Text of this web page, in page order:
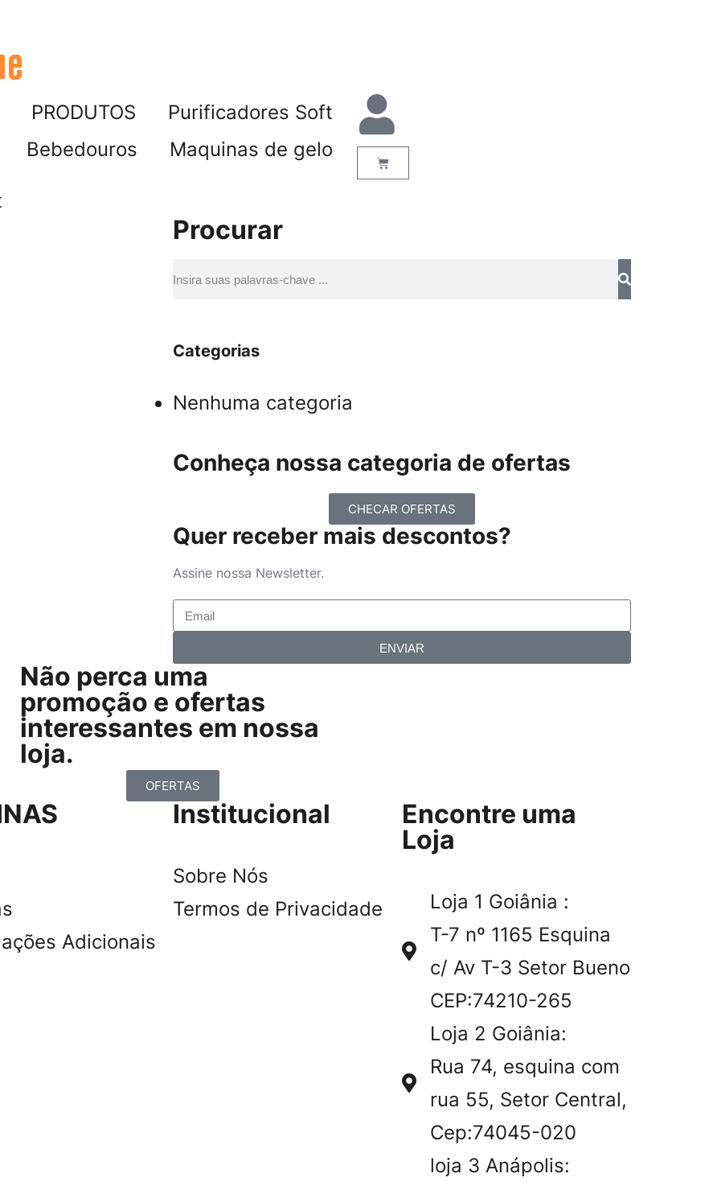
PRODUTOS
Purificadores Soft
Bebedouros
Maquinas de gelo
Procurar
Categorias
Nenhuma categoria
Conheça nossa categoria de ofertas
CHECAR OFERTAS
Quer receber mais descontos?
Assine nossa Newsletter.
ENVIAR
Não perca uma
promoção e ofertas
interessantes em nossa
loja.
OFERTAS
Adicionais
Institucional
Sobre Nós
Termos de Privacidade
Encontre uma
Loja
Loja 1 Goiânia :
T-7 nº 1165 Esquina
c/ Av T-3 Setor Bueno
CEP:74210-265
Loja 2 Goiânia:
Rua 74, esquina com
rua 55, Setor Central,
Cep:74045-020
loja 3 Anápolis: